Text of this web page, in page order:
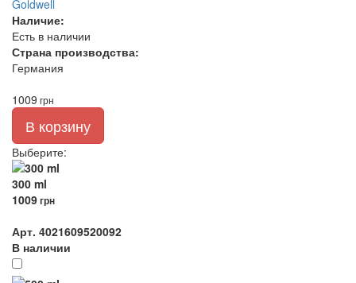
Goldwell
Наличие:
Есть в наличии
Страна производства:
Германия
1009 грн
В корзину
Выберите:
300 ml
1009грн
Арт. 4021609520092
В наличии